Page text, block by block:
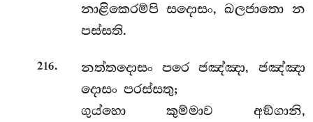
නාළිකෙරම්පි සදොසං, ඛලජාතො න
පස්සති.
216.
නත්තදොසං පරෙ ජඤ්ඤා, ජඤ්ඤා
දොසං පරස්සතු;
ගුය්හො කුම්මාව අඞ්ගානි,